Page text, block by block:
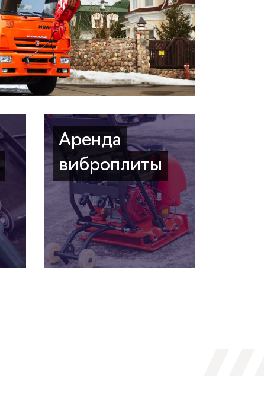
Аренда
виброплиты